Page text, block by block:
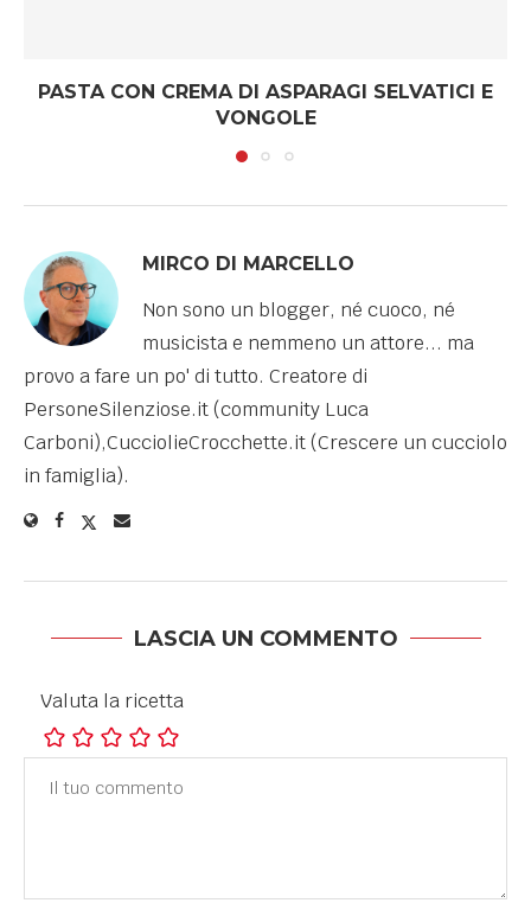
PASTA CON CREMA DI ASPARAGI SELVATICI E
VONGOLE
MIRCO DI MARCELLO
Non sono un blogger, né cuoco, né
musicista e nemmeno un attore... ma
provo a fare un po' di tutto. Creatore di
PersoneSilenziose.it (community Luca
Carboni),CucciolieCrocchette.it (Crescere un cucciolo
in famiglia).
LASCIA UN COMMENTO
Valuta la ricetta